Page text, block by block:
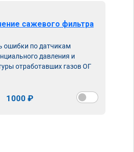
сажевого фильтра
ошибки по датчикам
давления и
отработавших газов ОГ
1000 ₽